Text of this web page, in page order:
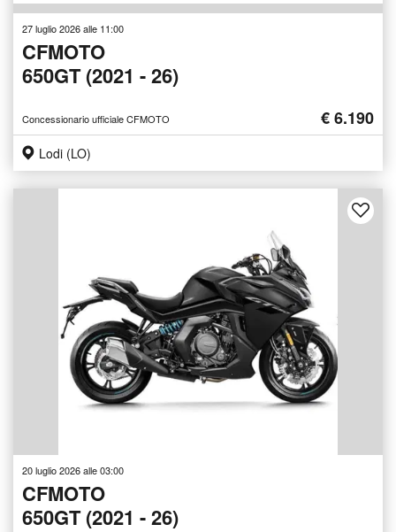
27 luglio 2026 alle 11:00
CFMOTO
650GT (2021 - 26)
Concessionario ufficiale CFMOTO € 6.190
Lodi (LO)
20 luglio 2026 alle 03:00
CFMOTO
650GT (2021 - 26)